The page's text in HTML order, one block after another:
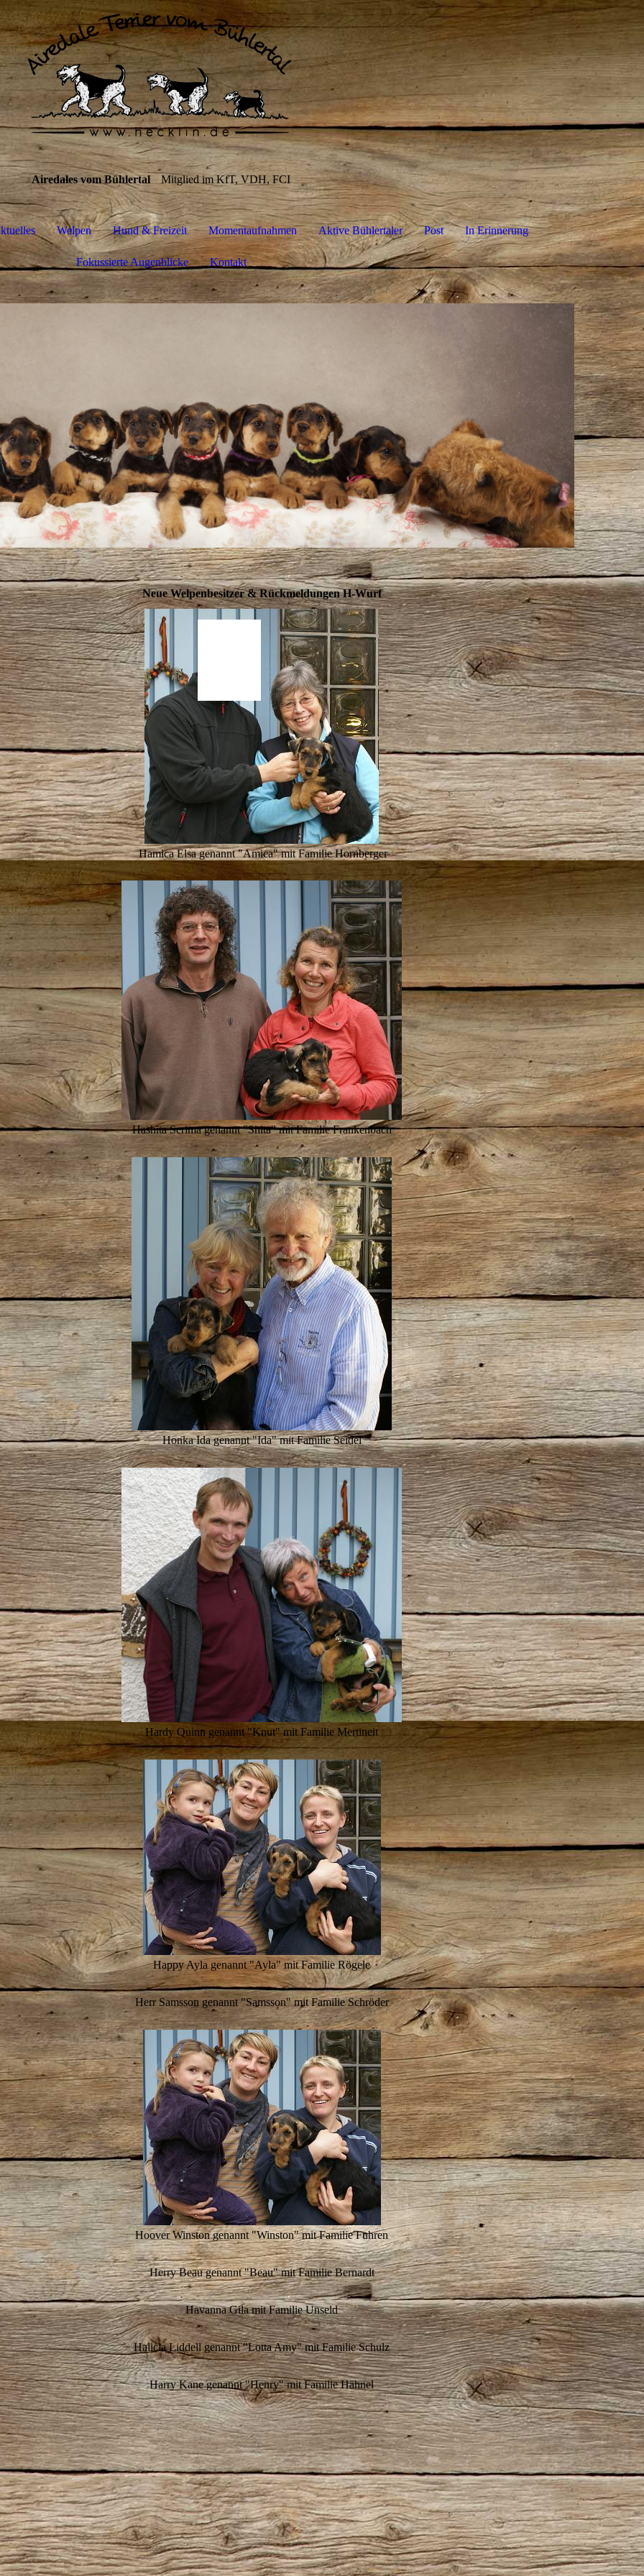
Airedales vom Bühlertal Mitglied im KfT, VDH, FCI
Welpen Hund & Freizeit Momentaufnahmen Aktive Bühlertaler Post In Erinnerung
Fokussierte Augenblicke Kontakt
Neue Welpenbesitzer & Rückmeldungen H-Wurf
Hamica Elsa genannt "Amica" mit Familie Hornberger
Hashita Scrima genannt "Shita" mit Familie Frankenbach
Honka Ida genannt "Ida" mit Familie Seidel
Hardy Quinn genannt "Knut" mit Familie Mertineit
Happy Ayla genannt "Ayla" mit Familie Rögele
Herr Samsson genannt "Samsson" mit Familie Schröder
Hoover Winston genannt "Winston" mit Familie Fuhren
Herry Beau genannt "Beau" mit Familie Bernardt
Havanna Gila mit Familie Unseld
Halicia Liddell genannt "Lotta Amy" mit Familie Schulz
Harry Kane genannt "Henry" mit Familie Hähnel